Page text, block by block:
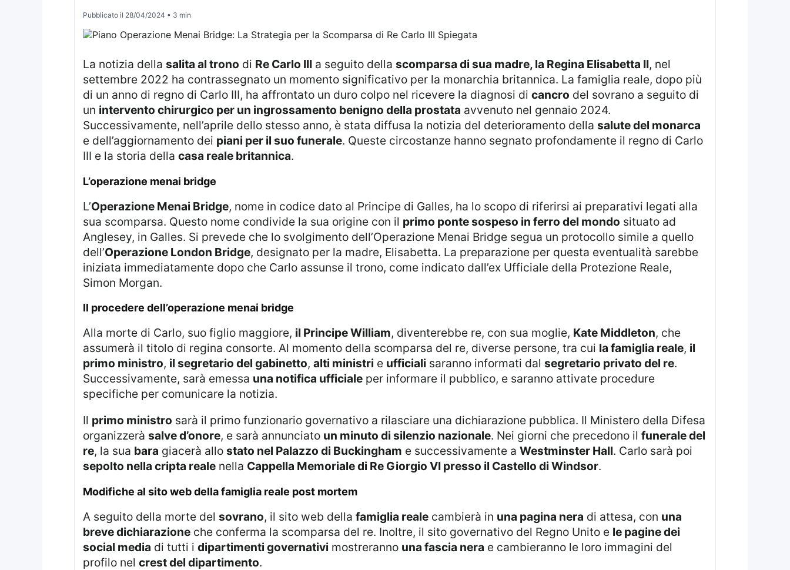
Pubblicato il 28/04/2024 • 3 min
La notizia della salita al trono di Re Carlo IIIa seguito della scomparsa di sua madre, la Regina Elisabetta II, nel
settembre 2022 ha contrassegnato un momento significativo per la monarchia britannica. La famiglia reale, dopo più
di un anno di regno di Carlo III, ha affrontato un duro colpo nel ricevere la diagnosi di cancro del sovrano a seguito di
un intervento chirurgico per un ingrossamento benigno della prostata avvenuto nel gennaio 2024.
Successivamente, nell’aprile dello stesso anno, è stata diffusa la notizia del deterioramento della salute del monarca
e dell’aggiornamento dei piani per il suo funerale. Queste circostanze hanno segnato profondamente il regno di Carlo
III e la storia della casa reale britannica.
l’operazione menai bridge
L’Operazione Menai Bridge, nome in codice dato al Principe di Galles, ha lo scopo di riferirsi ai preparativi legati alla
sua scomparsa. Questo nome condivide la sua origine con il primo ponte sospeso in ferro del mondo situato ad
Anglesey, in Galles. Si prevede che lo svolgimento dell’Operazione Menai Bridge segua un protocollo simile a quello
dell’Operazione London Bridge, designato per la madre, Elisabetta. La preparazione per questa eventualità sarebbe
iniziata immediatamente dopo che Carlo assunse il trono, come indicato dall’ex Ufficiale della Protezione Reale,
Simon Morgan.
il procedere dell’operazione menai bridge
Alla morte di Carlo, suo figlio maggiore, il Principe William, diventerebbe re, con sua moglie, Kate Middleton, che
assumerà il titolo di regina consorte. Al momento della scomparsa del re, diverse persone, tra cui la famiglia reale, il
primo ministro, il segretario del gabinetto, alti ministri e ufficiali saranno informati dal segretario privato del re.
Successivamente, sarà emessa una notifica ufficialeper informare il pubblico, e saranno attivate procedure
specifiche per comunicare la notizia.
Il primo ministro sarà il primo funzionario governativo a rilasciare una dichiarazione pubblica. Il Ministero della Difesa
organizzerà salve d’onore, e sarà annunciato un minuto di silenzio nazionale. Nei giorni che precedono il funerale del
re, la sua bara giacerà allo stato nel Palazzo di Buckingham e successivamente a Westminster Hall. Carlo sarà poi
sepolto nella cripta realenella Cappella Memoriale di Re Giorgio VI presso il Castello di Windsor.
modifiche al sito web della famiglia reale post mortem
A seguito della morte del sovrano, il sito web della famiglia realecambierà in una pagina nera di attesa, con una
breve dichiarazioneche conferma la scomparsa del re. Inoltre, il sito governativo del Regno Unito e le pagine dei
social media di tutti i dipartimenti governativi mostreranno una fascia nera e cambieranno le loro immagini del
profilo nel crest del dipartimento.